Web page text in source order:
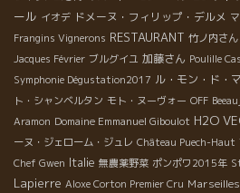
ール イオデ ドメーヌ・フィリップ・デルメ
Frangins Vignerons RESTAURANT 竹ノ内さん
Jacques Février ブルグイユ 加藤さん Poulille
Symphonie Dégustation2017 ル・モン・ド・
ト・シャンベルタン モト・ヌーヴォー OFF
Aramon Domaine Emmanuel Giboulot H2O
ーヌ・ジェローム・ジュレ Château Puech-Haut
Chef Gwen Italie 無農薬野菜 ポンポワ2015年
Lapierre Aloxe Corton Premier Cru Marseilles